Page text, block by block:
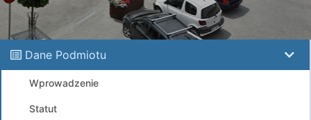
Dane Podmiotu
Wprowadzenie
Statut